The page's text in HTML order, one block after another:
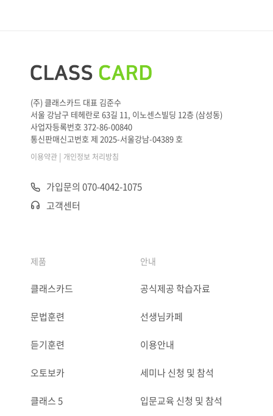
(주) 클래스카드 대표 김준수
서울 강남구 테헤란로 63길 11, 이노센스빌딩 12층 (삼성동)
사업자등록번호 372-86-00840
통신판매신고번호 제 2025-서울강남-04389 호
이용약관 | 개인정보 처리방침
가입문의 070-4042-1075
고객센터
제품
클래스카드
문법훈련
듣기훈련
오토보카
클래스 5
안내
공식제공 학습자료
선생님카페
이용안내
세미나 신청 및 참석
입문교육 신청 및 참석